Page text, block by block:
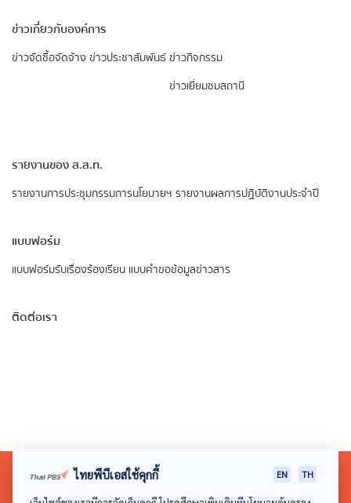
ข่าวเกี่ยวกับองค์การ
ข่าวจัดซื้อจัดจ้าง ข่าวประชาสัมพันธ์ ข่าวกิจกรรม
ข่าวเยี่ยมชมสถานี
รายงานของ ส.ส.ท.
รายงานการประชุมกรรมการนโยบายฯ รายงานผลการปฏิบัติงานประจำปี
แบบฟอร์ม
แบบฟอร์มรับเรื่องร้องเรียน แบบคำขอข้อมูลข่าวสาร
ติดต่อเรา
ไทยพีบีเอสใช้คุกกี้ EN TH